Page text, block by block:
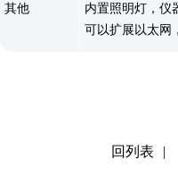
其他
内置照明灯，仪
可以扩展以太网
回列表 |